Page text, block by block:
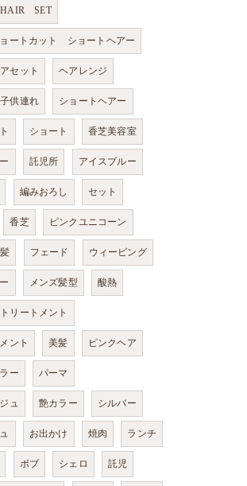
HAIR SET
ートカット ショートヘアー
セット ヘアレンジ
子供連れ ショートヘアー
ショート 香芝美容室
託児所 アイスブルー
編みおろし セット
香芝 ピンクユニコーン
フェード ウィービング
メンズ髪型 酸熱
トリートメント
ント 美髪 ピンクヘア
ー パーマ
ュ 艶カラー シルバー
お出かけ 焼肉 ランチ
ボブ シェロ 託児